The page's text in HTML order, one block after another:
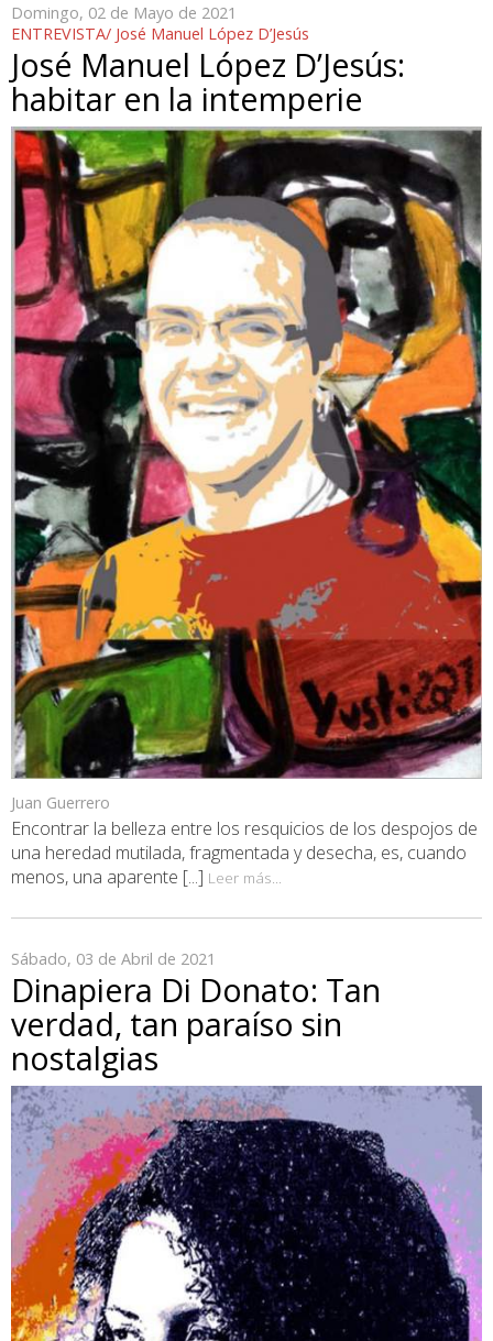
Domingo, 02 de Mayo de 2021
ENTREVISTA/ José Manuel López D’Jesús
José Manuel López D’Jesús:
habitar en la intemperie
Juan Guerrero
Encontrar la belleza entre los resquicios de los despojos de
una heredad mutilada, fragmentada y desecha, es, cuando
menos, una aparente [...] Leer más...
Sábado, 03 de Abril de 2021
Dinapiera Di Donato: Tan
verdad, tan paraíso sin
nostalgias